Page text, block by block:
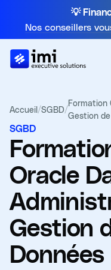
💡
Nos conseillers
Accueil/SGBD/
Formation
Gestion
SGBD
Oracle
Gestion
Données